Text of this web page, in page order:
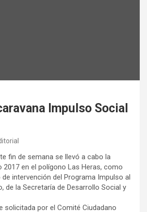
Impulso Social
fin de semana se llevó a cabo la
2017 en el polígono Las Heras, como
intervención del Programa Impulso al
de la Secretaría de Desarrollo Social y
solicitada por el Comité Ciudadano